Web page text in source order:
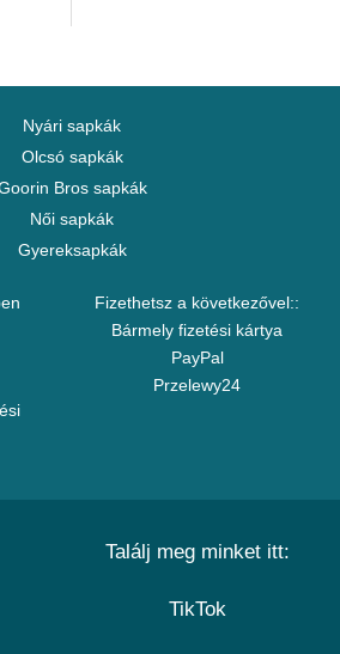
Nyári sapkák
Olcsó sapkák
Bros sapkák
Női sapkák
Gyereksapkák
Fizethetsz a következővel::
Bármely fizetési kártya
PayPal
Przelewy24
Találj meg minket itt:
TikTok